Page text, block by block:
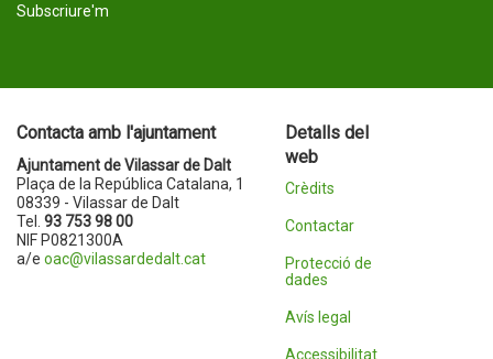
Subscriure'm
Contacta amb l'ajuntament
Ajuntament de Vilassar de Dalt
Plaça de la República Catalana, 1
08339 - Vilassar de Dalt
Tel. 93 753 98 00
NIF P0821300A
a/e oac@vilassardedalt.cat
Detalls del
web
Crèdits
Contactar
Protecció de
dades
Avís legal
Accessibilitat